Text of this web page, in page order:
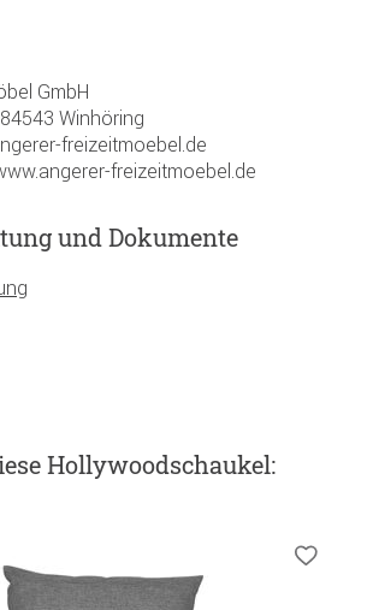
GmbH
Winhöring
freizeitmoebel.de
freizeitmoebel.de
und Dokumente
Hollywoodschaukel: